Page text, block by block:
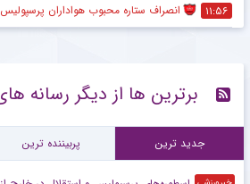
۱۱:۵۶ انصراف ستاره محبوب هواداران پرسپولیس
برترین ها از دیگر رسانه
جدید ترین پربیننده ترین